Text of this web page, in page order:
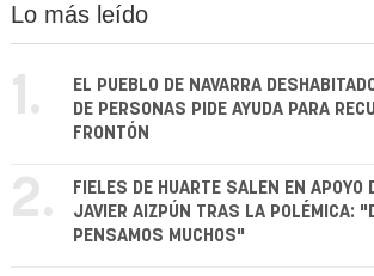
Lo más leído
1.
EL PUEBLO DE NAVARRA
DE PERSONAS PIDE AYUDA PARA
FRONTÓN
2.
FIELES DE HUARTE SALEN EN APOYO
JAVIER AIZPÚN TRAS LA POLÉMICA:
PENSAMOS MUCHOS"